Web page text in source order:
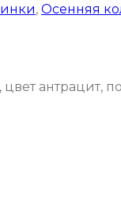
, Осенняя
антрацит,